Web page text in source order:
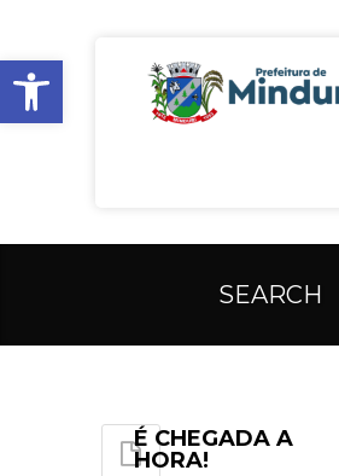
Open toolbar
SEARCH
É CHEGADA A
HORA!